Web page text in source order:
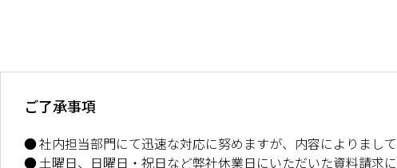
ご了承事項
社内担当部門にて迅速な対応に努めますが、内容によりまし
土曜日、日曜日・祝日など弊社休業日にいただいた資料請求